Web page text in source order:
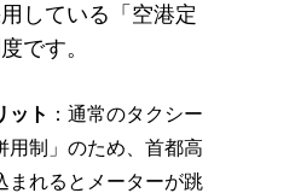
している「空港定
です。
ット ：通常のタクシー
用制」のため、首都高
まれるとメーターが跳